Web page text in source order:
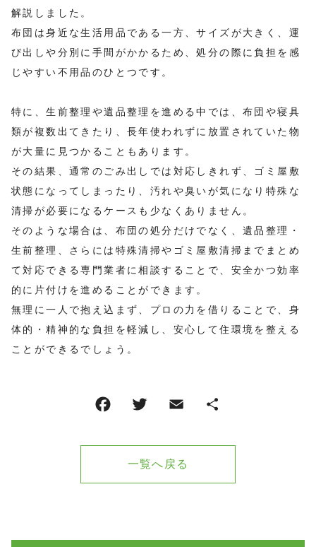
解説しました。
布団は身近な生活用品である一方、サイズが大きく、運
び出しや分別に手間がかかるため、処分の際に負担を感
じやすい不用品のひとつです。
特に、生前整理や遺品整理を進める中では、布団や寝具
類が複数出てきたり、長年使われずに放置されていた物
が大量に見つかることもあります。
その結果、通常のごみ出しでは対応しきれず、ゴミ屋敷
状態になってしまったり、汚れや臭いが気になり特殊な
清掃が必要になるケースも少なくありません。
そのような場合は、布団の処分だけでなく、遺品整理・
生前整理、さらには特殊清掃やゴミ屋敷清掃までまとめ
て対応できる専門業者に相談することで、安全かつ効率
的に片付けを進めることができます。
無理に一人で抱え込まず、プロの力を借りることで、身
体的・精神的な負担を軽減し、安心して住環境を整える
ことができるでしょう。
一覧へ戻る